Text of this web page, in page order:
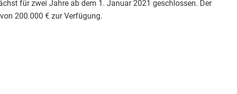
für zwei Jahre ab dem 1. Januar 2021 geschlossen. Der
200.000 € zur Verfügung.